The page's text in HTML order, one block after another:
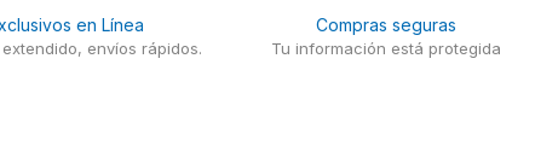
en Línea
envíos rápidos.
Compras seguras
Tu información está protegida